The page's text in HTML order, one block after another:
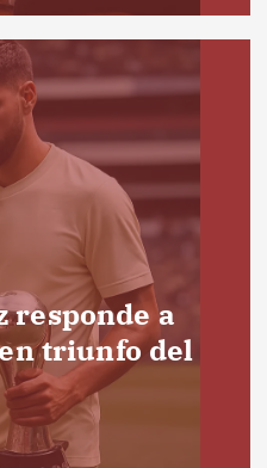
responde a
triunfo del